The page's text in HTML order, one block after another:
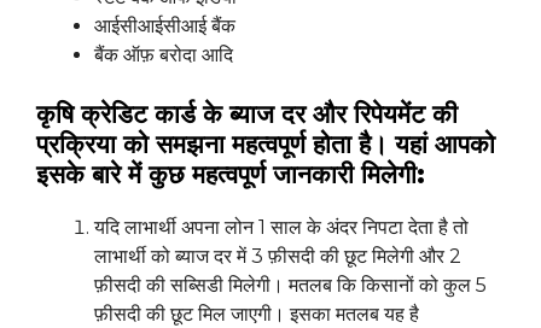
आईसीआईसीआई बैंक
बैंक ऑफ़ बरोदा आदि
कृषि क्रेडिट कार्ड के ब्याज दर और रिपेयमेंट की
प्रक्रिया को समझना महत्वपूर्ण होता है। यहां आपको
इसके बारे में कुछ महत्वपूर्ण जानकारी मिलेगी:
यदि लाभार्थी अपना लोन 1 साल के अंदर निपटा देता है तो
लाभार्थी को ब्याज दर में 3 फ़ीसदी की छूट मिलेगी और 2
फ़ीसदी की सब्सिडी मिलेगी। मतलब कि किसानों को कुल 5
फ़ीसदी की छूट मिल जाएगी। इसका मतलब यह है